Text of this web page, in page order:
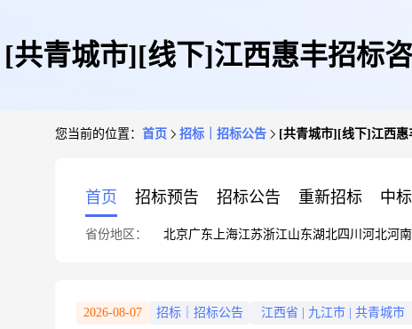
[共青城市][线下]江西惠丰招标
您当前的位置： 首页 招标｜招标公告 [共青城市][线下]江西惠
首页 招标预告 招标公告 重新招标 中
省份地区： 北京广东 上海江苏浙江山东湖北四川 河北河南
2026-08-07 招标｜招标公告 江西省 九江市 共青城市